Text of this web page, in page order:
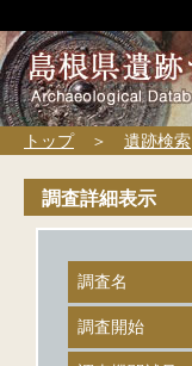
トップ＞ 遺跡検索
調査詳細表示
調査名
調査開始